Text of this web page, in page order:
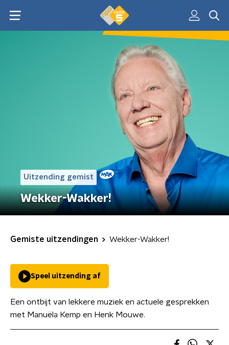
Uitzending gemist
Wekker-Wakker!
Gemiste uitzendingen Wekker-Wakker!
Speel uitzending af
Een ontbijt van lekkere muziek en actuele gesprekken
met Manuëla Kemp en Henk Mouwe.